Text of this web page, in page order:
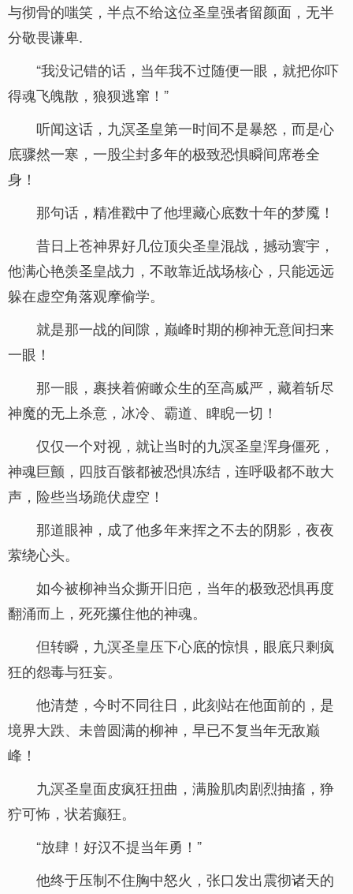
与彻骨的嗤笑，半点不给这位圣皇强者留颜面，无半
分敬畏谦卑.
“我没记错的话，当年我不过随便一眼，就把你吓
得魂飞魄散，狼狈逃窜！”
听闻这话，九溟圣皇第一时间不是暴怒，而是心
底骤然一寒，一股尘封多年的极致恐惧瞬间席卷全
身！
那句话，精准戳中了他埋藏心底数十年的梦魇！
昔日上苍神界好几位顶尖圣皇混战，撼动寰宇，
他满心艳羡圣皇战力，不敢靠近战场核心，只能远远
躲在虚空角落观摩偷学。
就是那一战的间隙，巅峰时期的柳神无意间扫来
一眼！
那一眼，裹挟着俯瞰众生的至高威严，藏着斩尽
神魔的无上杀意，冰冷、霸道、睥睨一切！
仅仅一个对视，就让当时的九溟圣皇浑身僵死，
神魂巨颤，四肢百骸都被恐惧冻结，连呼吸都不敢大
声，险些当场跪伏虚空！
那道眼神，成了他多年来挥之不去的阴影，夜夜
萦绕心头。
如今被柳神当众撕开旧疤，当年的极致恐惧再度
翻涌而上，死死攥住他的神魂。
但转瞬，九溟圣皇压下心底的惊惧，眼底只剩疯
狂的怨毒与狂妄。
他清楚，今时不同往日，此刻站在他面前的，是
境界大跌、未曾圆满的柳神，早已不复当年无敌巅
峰！
九溟圣皇面皮疯狂扭曲，满脸肌肉剧烈抽搐，狰
狞可怖，状若癫狂。
“放肆！好汉不提当年勇！”
他终于压制不住胸中怒火，张口发出震彻诸天的